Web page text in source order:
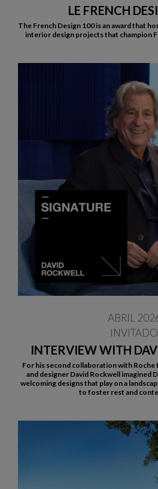
LE FRENCH
The French Design 100 is an award that
interior design projects that champion
INTERVIEW WITH
ABRIL
INVITADO
For his second collaboration with
and designer David Rockwell imagined
welcoming designs that play on a
to foster rest and